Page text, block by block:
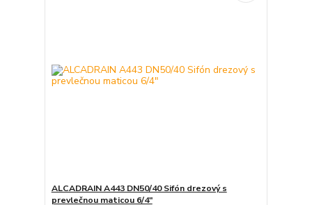
ALCADRAIN A443 DN50/40 Sifón drezový s
prevlečnou maticou 6/4"